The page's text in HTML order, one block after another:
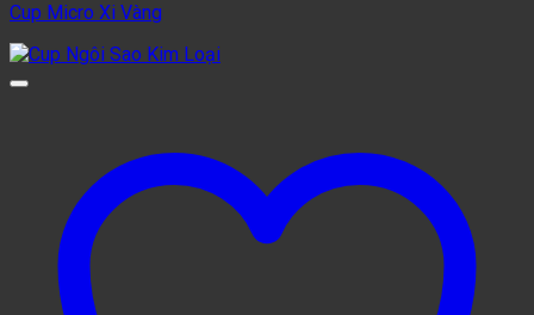
Cup Micro Xi Vàng